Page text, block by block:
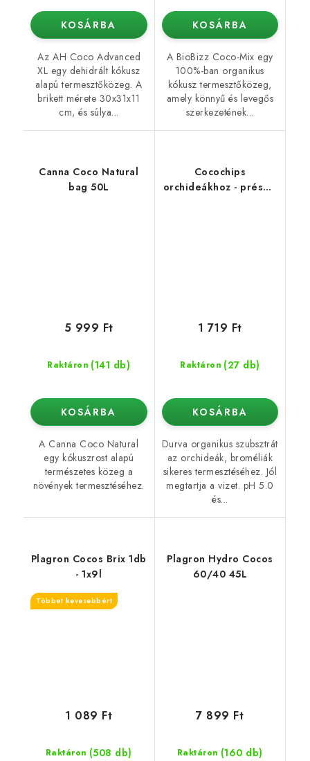
KOSÁRBA
Az AH Coco Advanced
XL egy dehidrált kókusz
alapú termesztőközeg. A
brikett mérete 30x31x11
cm, és súlya...
KOSÁRBA
A BioBizz Coco-Mix egy
100%-ban organikus
kókusz termesztőközeg,
amely könnyű és levegős
szerkezetének...
Canna Coco Natural
bag 50L
Raktáron (141 db)
5 999 Ft
KOSÁRBA
A Canna Coco Natural
egy kókuszrost alapú
természetes közeg a
növények termesztéséhez.
Cocochips
orchideákhoz - préselt
Raktáron (27 db)
1 719 Ft
KOSÁRBA
Durva organikus szubsztrát
az orchideák, broméliák
sikeres termesztéséhez. Jól
megtartja a vizet. pH 5.0
és...
Plagron Cocos Brix 1db
- 1x9l
Többet kevesebbért
Raktáron (508 db)
1 089 Ft
Plagron Hydro Cocos
60/40 45L
Raktáron (160 db)
7 899 Ft